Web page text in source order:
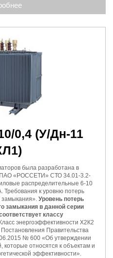
0,4 (У/Дн-11
была разработана в
ПАО «РОССЕТИ» СТО 34.01-3.2-
распределительные 6-10
Требования к уровню потерь
замыкания». Уровень потерь
замыкания в данной серии
классу
Класс энергоэффективности Х2К2
Правительства
№ 600 «Об утверждении
которые относятся к объектам и
эффективности».